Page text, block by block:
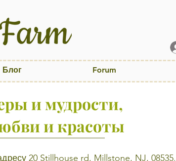
Блог Forum
и мудрости,
и красоты
20 Stillhouse rd, Millstone, NJ, 08535.